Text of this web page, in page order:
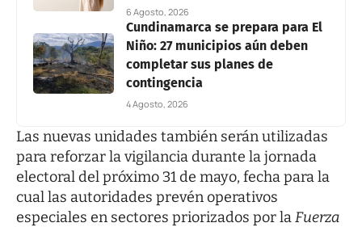
6 Agosto, 2026
Cundinamarca se prepara para El
Niño: 27 municipios aún deben
completar sus planes de
contingencia
4 Agosto, 2026
Las nuevas unidades también serán utilizadas
para reforzar la vigilancia durante la jornada
electoral del próximo 31 de mayo, fecha para la
cual las autoridades prevén operativos
especiales en sectores priorizados por laFuerza